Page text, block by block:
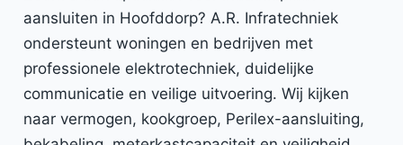
aansluiten in Hoofddorp? A.R. Infratechniek
ondersteunt woningen en bedrijven met
professionele elektrotechniek, duidelijke
communicatie en veilige uitvoering. Wij kijken
naar vermogen, kookgroep, Perilex-aansluiting,